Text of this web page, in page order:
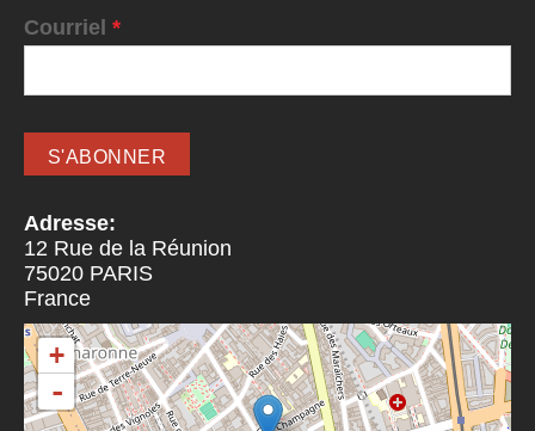
Courriel *
Adresse:
12 Rue de la Réunion
75020 PARIS
France
+
-